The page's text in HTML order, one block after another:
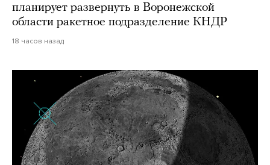
планирует развернуть в Воронежской
области ракетное подразделение КНДР
18 часов назад